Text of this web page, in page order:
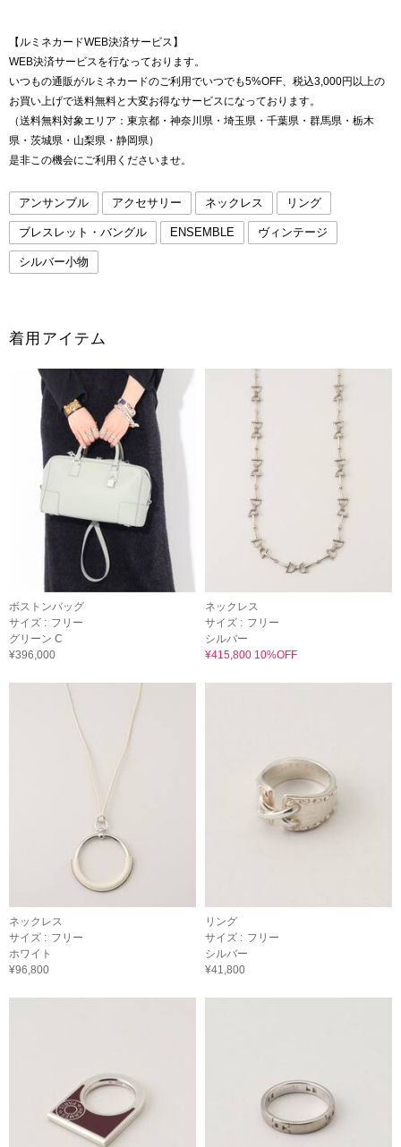
【ルミネカードWEB決済サービス】
WEB決済サービスを行なっております。
いつもの通販がルミネカードのご利用でいつでも5%OFF、税込3,000円以上の
お買い上げで送料無料と大変お得なサービスになっております。
（送料無料対象エリア：東京都・神奈川県・埼玉県・千葉県・群馬県・栃木
県・茨城県・山梨県・静岡県）
是非この機会にご利用くださいませ。
アンサンブル アクセサリー ネックレス リング
ブレスレット・バングル ENSEMBLE ヴィンテージ
シルバー小物
着用アイテム
ボストンバッグ
サイズ : フリー
グリーン C
¥396,000
ネックレス
サイズ : フリー
シルバー
¥415,800 10%OFF
ネックレス
サイズ : フリー
ホワイト
¥96,800
リング
サイズ : フリー
シルバー
¥41,800